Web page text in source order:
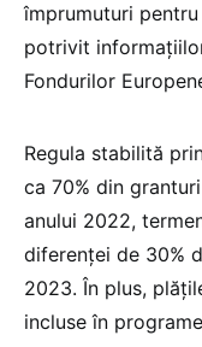
împrumuturi
potrivit
Fondurilor
Regula stabilită
ca 70% din
anului 2022,
diferenței de 30%
2023. În plus,
incluse în